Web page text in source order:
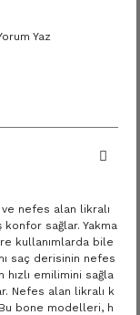
Yaz
nefes alan likralı
sağlar. Yakma
kullanımlarda bile
saç derisinin nefes
hızlı emilimini sağla
Nefes alan likralı k
bone modelleri, h